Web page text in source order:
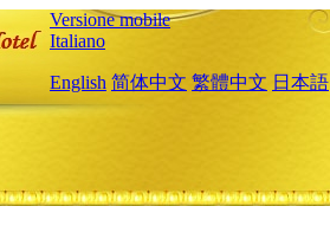
Versione mobile
Italiano
English 简体中文 繁體中文 日本語